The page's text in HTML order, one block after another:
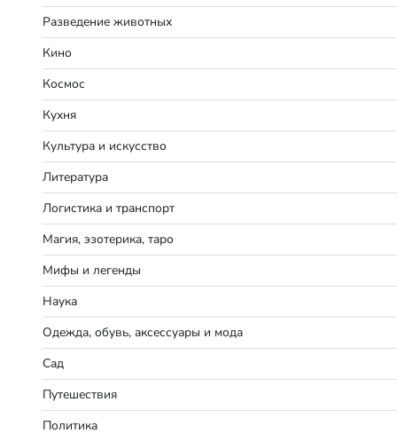
Разведение животных
Кино
Космос
Кухня
Культура и искусство
Литература
Логистика и транспорт
Магия, эзотерика, таро
Мифы и легенды
Наука
Одежда, обувь, аксессуары и мода
Сад
Путешествия
Политика